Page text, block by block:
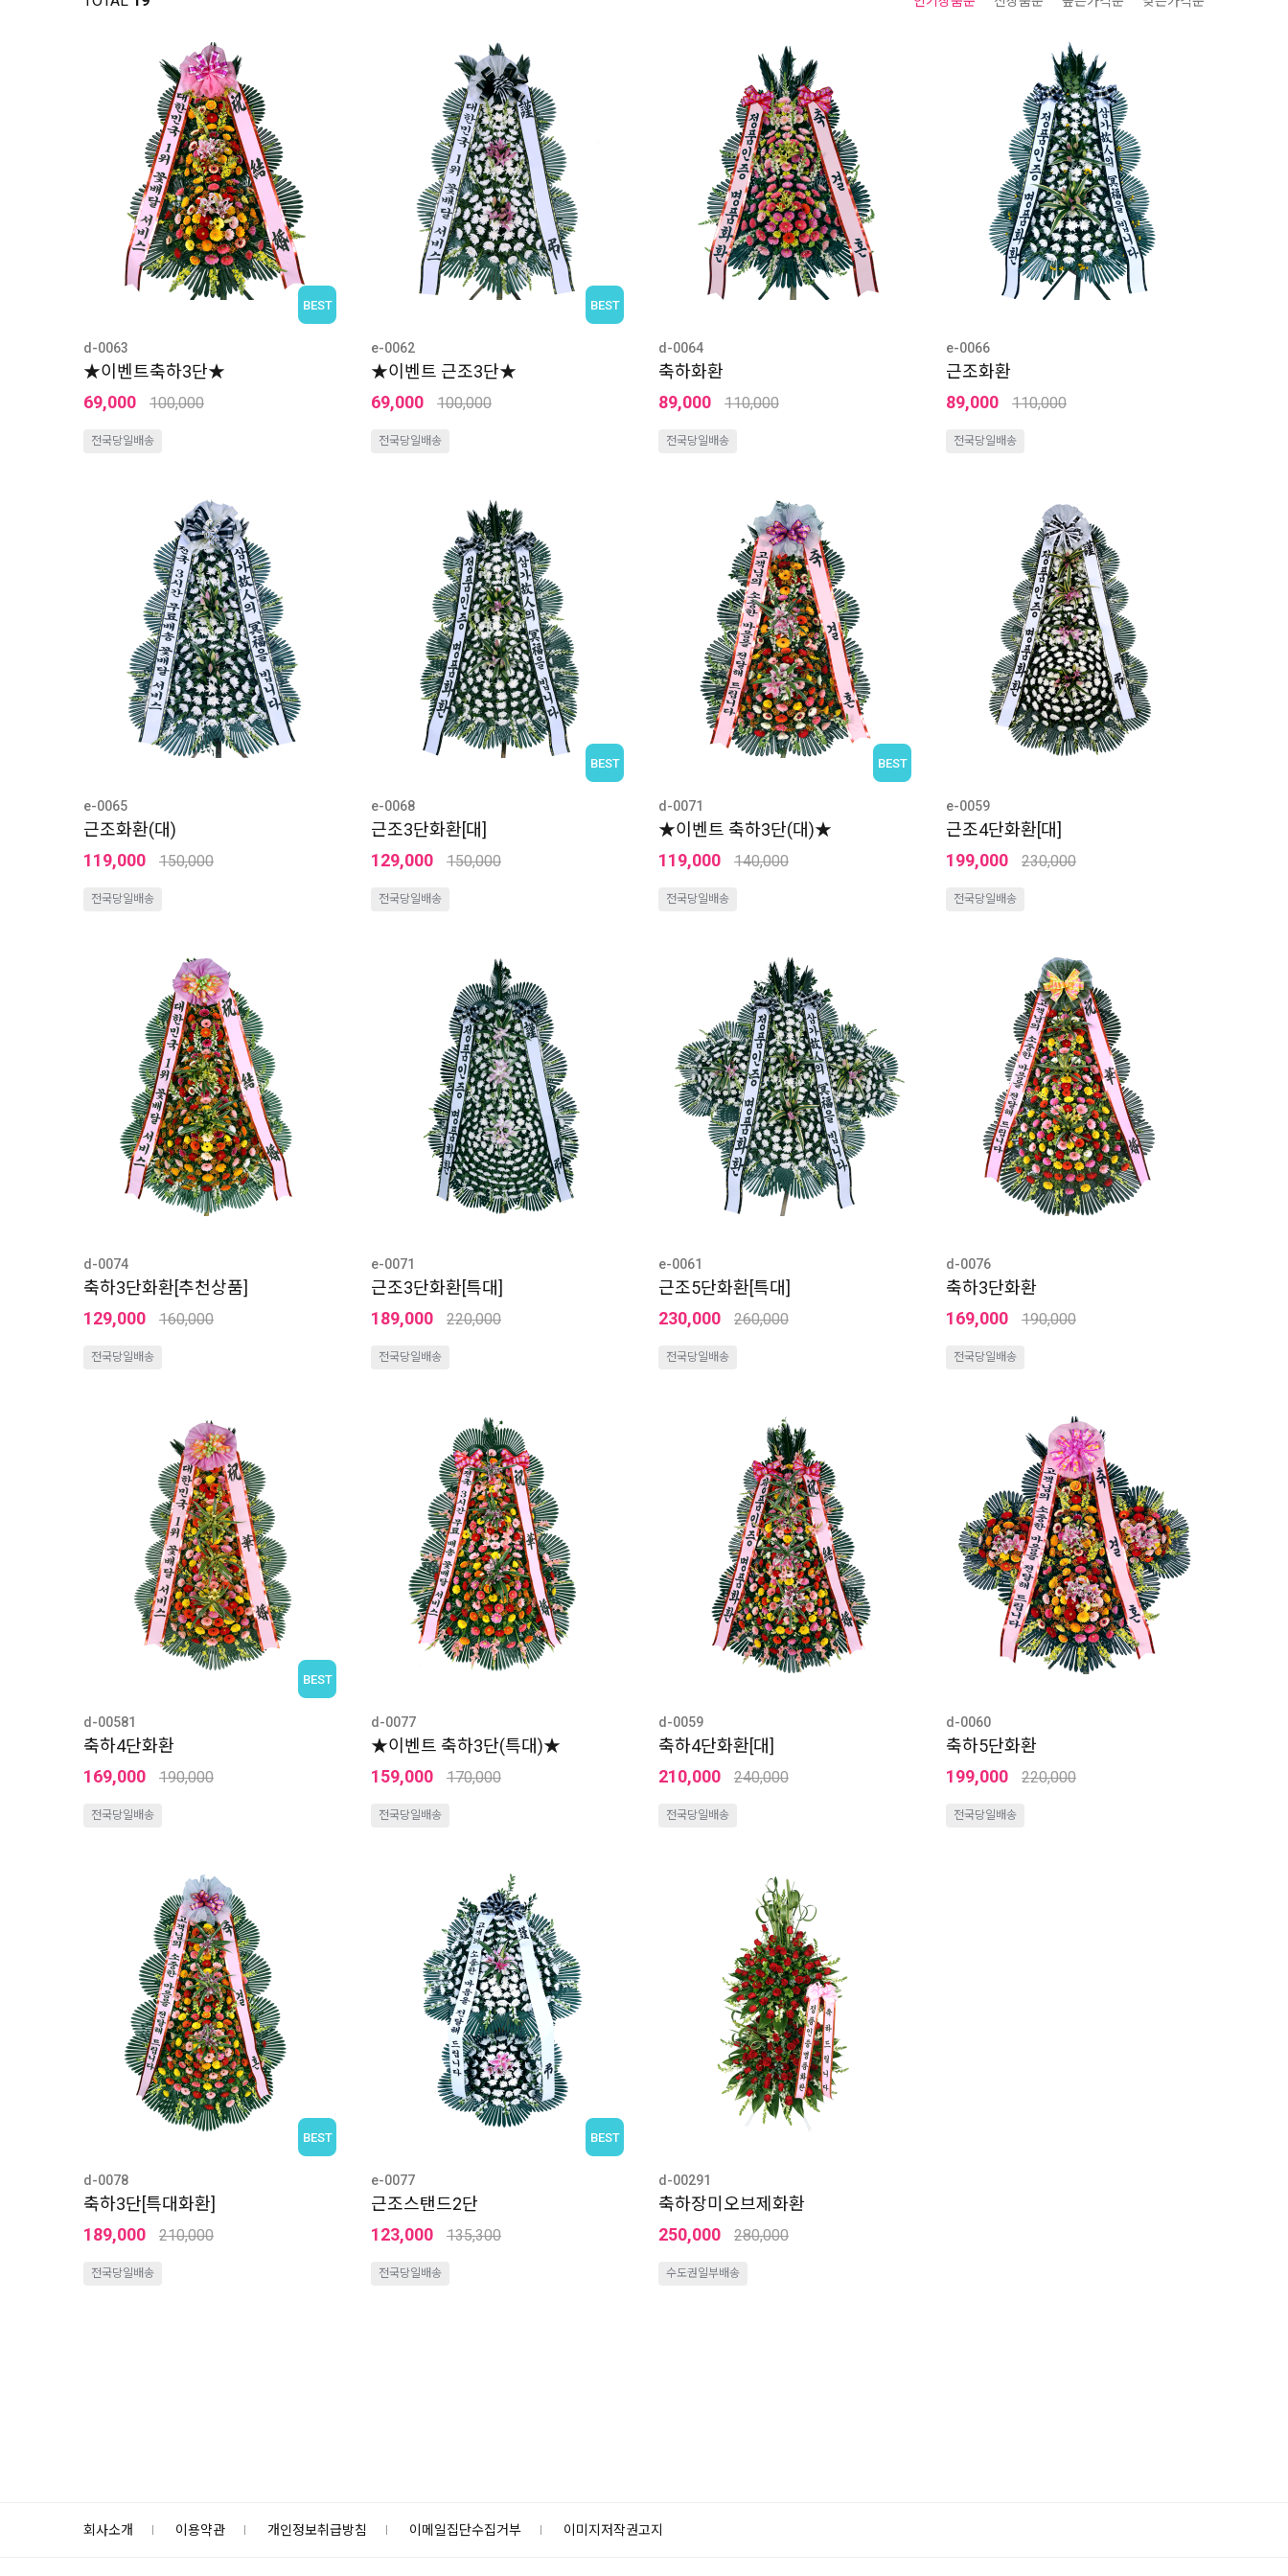
BEST
d-0063
★이벤트축하3단★
69,000
100,000
전국당일배송
BEST
e-0062
★이벤트 근조3단★
69,000
100,000
전국당일배송
d-0064
축하화환
89,000
110,000
전국당일배송
e-0066
근조화환
89,000
110,000
전국당일배송
e-0065
근조화환(대)
119,000
150,000
전국당일배송
BEST
e-0068
근조3단화환[대]
129,000
150,000
전국당일배송
BEST
d-0071
★이벤트 축하3단(대)★
119,000
140,000
전국당일배송
e-0059
근조4단화환[대]
199,000
230,000
전국당일배송
d-0074
축하3단화환[추천상품]
129,000
160,000
전국당일배송
e-0071
근조3단화환[특대]
189,000
220,000
전국당일배송
e-0061
근조5단화환[특대]
230,000
260,000
전국당일배송
d-0076
축하3단화환
169,000
190,000
전국당일배송
BEST
d-00581
축하4단화환
169,000
190,000
전국당일배송
d-0077
★이벤트 축하3단(특대)★
159,000
170,000
전국당일배송
d-0059
축하4단화환[대]
210,000
240,000
전국당일배송
d-0060
축하5단화환
199,000
220,000
전국당일배송
BEST
d-0078
축하3단[특대화환]
189,000
210,000
전국당일배송
BEST
e-0077
근조스탠드2단
123,000
135,300
전국당일배송
d-00291
축하장미오브제화환
250,000
280,000
수도권일부배송
회사소개 이용약관 개인정보취급방침 이메일집단수집거부 이미지저작권고지